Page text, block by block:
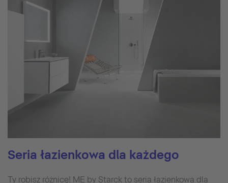
Seria łazienkowa dla każdego
Ty robisz różnicę! ME by Starck to seria łazienkowa dla